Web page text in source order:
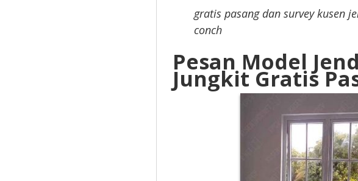
gratis pasang dan survey kusen
conch
Pesan Model
Jungkit Gratis